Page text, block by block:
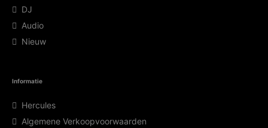
DJ
Audio
Nieuw
Informatie
Hercules
Algemene Verkoopvoorwaarden